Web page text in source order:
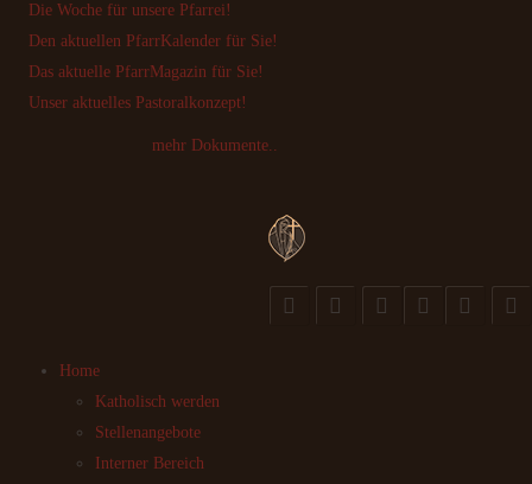
Die Woche für unsere Pfarrei!
Den aktuellen PfarrKalender für Sie!
Das aktuelle PfarrMagazin für Sie!
Unser aktuelles Pastoralkonzept!
mehr Dokumente..
Home
Katholisch werden
Stellenangebote
Interner Bereich